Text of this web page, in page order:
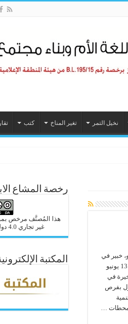
نخيل التمر تغير المناخ كتب
خبير في
المناخ والتنمية المستدامة، المملكة المغربية 13 يونيو
في
بفرص
…
رخصة المشاع
هذا المُصنَّف مرخص
غير تجاري 4.0 دولي
المكتبة